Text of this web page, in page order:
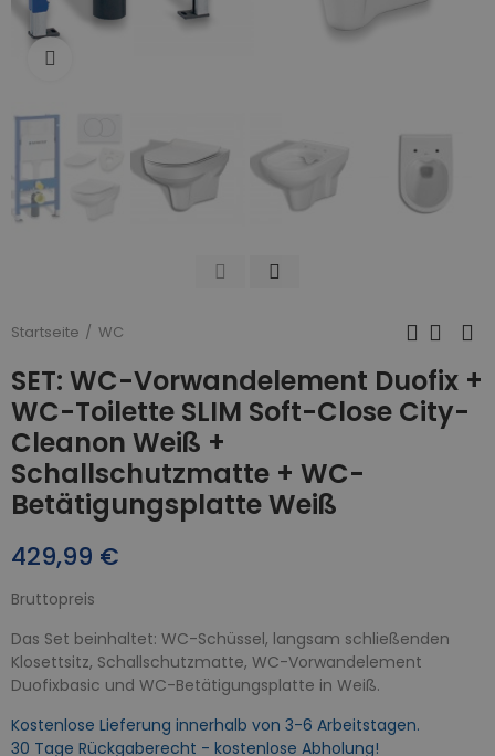
Startseite WC
SET: WC-Vorwandelement Duofix +
WC-Toilette SLIM Soft-Close City-
Cleanon Weiß +
Schallschutzmatte + WC-
Betätigungsplatte Weiß
429,99 €
Bruttopreis
Das Set beinhaltet: WC-Schüssel, langsam schließenden
Klosettsitz, Schallschutzmatte, WC-Vorwandelement
Duofixbasic und WC-Betätigungsplatte in Weiß.
Kostenlose Lieferung innerhalb von 3-6 Arbeitstagen.
30 Tage Rückgaberecht - kostenlose Abholung!